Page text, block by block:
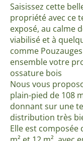
Saisissez cette
propriété avec ce
exposé, au calme
viabilisé et à
comme
ensemble votre
ossature bois
Nous vous
plain-pied de 108
donnant sur une
distribution très
Elle est